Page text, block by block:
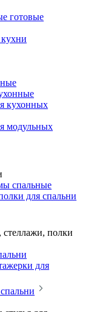
готовые
кухонных
модульных
спальные
для спальни
полки
для